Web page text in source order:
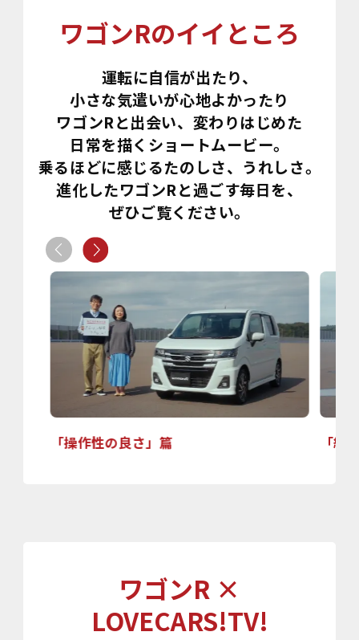
ワゴンRのイイところ
運転に自信が出たり、
小さな気遣いが心地よかったり
ワゴンRと出会い、変わりはじめた
日常を描くショートムービー。
乗るほどに感じるたのしさ、うれしさ。
進化したワゴンRと過ごす毎日を、
ぜひご覧ください。
「操作性の良さ」篇 「細
ワゴンR ×
LOVECARS!TV!